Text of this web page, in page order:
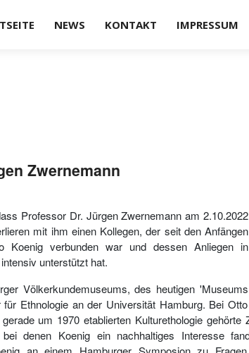
NEWS KONTAKT IMPRESSUM
Zwernemann
Professor Dr. Jürgen Zwernemann am 2.10.2022
mit ihm einen Kollegen, der seit den Anfängen
verbunden war und dessen Anliegen in
unterstützt hat.
Völkerkundemuseums, des heutigen
Ethnologie an der Universität Hamburg. Bei
um 1970 etablierten Kulturethologie gehörte
bei denen Koenig ein nachhaltiges Interesse